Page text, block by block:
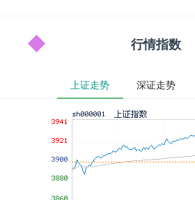
行情指数
上证走势 深证走势